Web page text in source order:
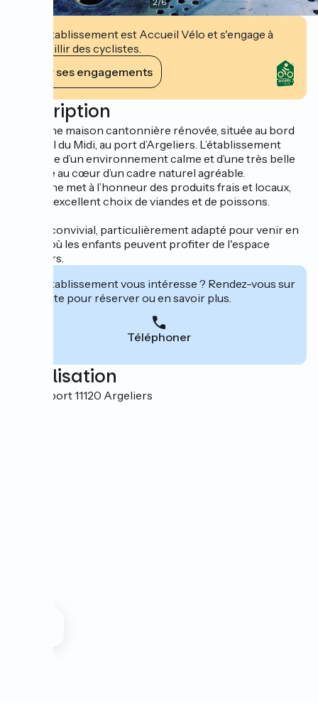
Cet établissement est Accueil Vélo et s'engage à
accueillir des cyclistes.
Voir ses engagements
Description
Ancienne maison cantonnière rénovée, située au bord
du Canal du Midi, au port d’Argeliers. L’établissement
bénéficie d’un environnement calme et d’une très belle
terrasse au cœur d’un cadre naturel agréable.
La cuisine met à l’honneur des produits frais et locaux,
avec un excellent choix de viandes et de poissons.
Un lieu convivial, particulièrement adapté pour venir en
famille, où les enfants peuvent profiter de l'espace
alentours.
Cet établissement vous intéresse ? Rendez-vous sur
leur site pour réserver ou en savoir plus.
Téléphoner
Localisation
Rue du port 11120 Argeliers